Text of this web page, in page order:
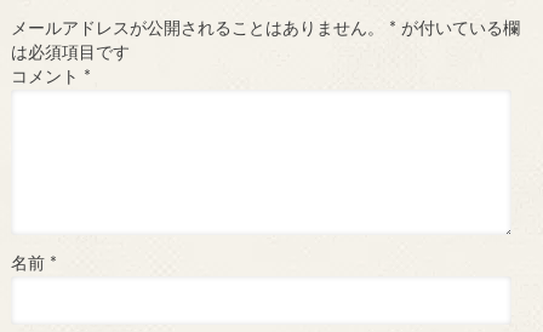
メールアドレスが公開されることはありません。 * が付いている欄
は必須項目です
コメント *
名前 *